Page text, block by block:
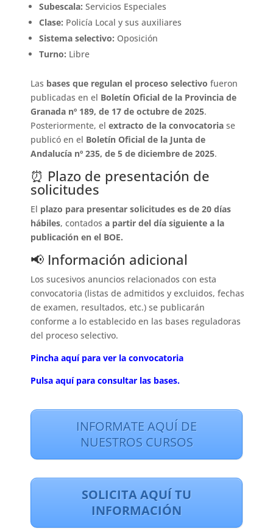
Subescala: Servicios Especiales
Clase: Policía Local y sus auxiliares
Sistema selectivo: Oposición
Turno: Libre
Las bases que regulan el proceso selectivo fueron
publicadas en el Boletín Oficial de la Provincia de
Granada nº 189, de 17 de octubre de 2025.
Posteriormente, elextracto de la convocatoria se
publicó en el Boletín Oficial de la Junta de
Andalucía nº 235, de 5 de diciembre de 2025.
⏰ Plazo de presentación de
solicitudes
El plazo para presentar solicitudes es de 20 días
hábiles, contadosa partir del día siguiente a la
publicación en el BOE.
📢 Información adicional
Los sucesivos anuncios relacionados con esta
convocatoria (listas de admitidos y excluidos, fechas
de examen, resultados, etc.) se publicarán
conforme a lo establecido en las bases reguladoras
del proceso selectivo.
Pincha aquí para ver la convocatoria
Pulsa aquí para consultar las bases.
INFORMATE AQUÍ DE
NUESTROS CURSOS
SOLICITA AQUÍ TU
INFORMACIÓN